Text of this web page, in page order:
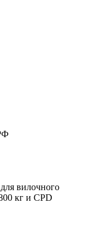
вилочного
кг и CPD